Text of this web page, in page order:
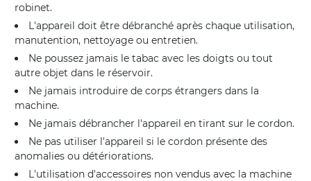
robinet.
L'appareil doit être débranché après chaque utilisation,
manutention, nettoyage ou entretien.
Ne poussez jamais le tabac avec les doigts ou tout
autre objet dans le réservoir.
Ne jamais introduire de corps étrangers dans la
machine.
Ne jamais débrancher l'appareil en tirant sur le cordon.
Ne pas utiliser l'appareil si le cordon présente des
anomalies ou détériorations.
L'utilisation d'accessoires non vendus avec la machine